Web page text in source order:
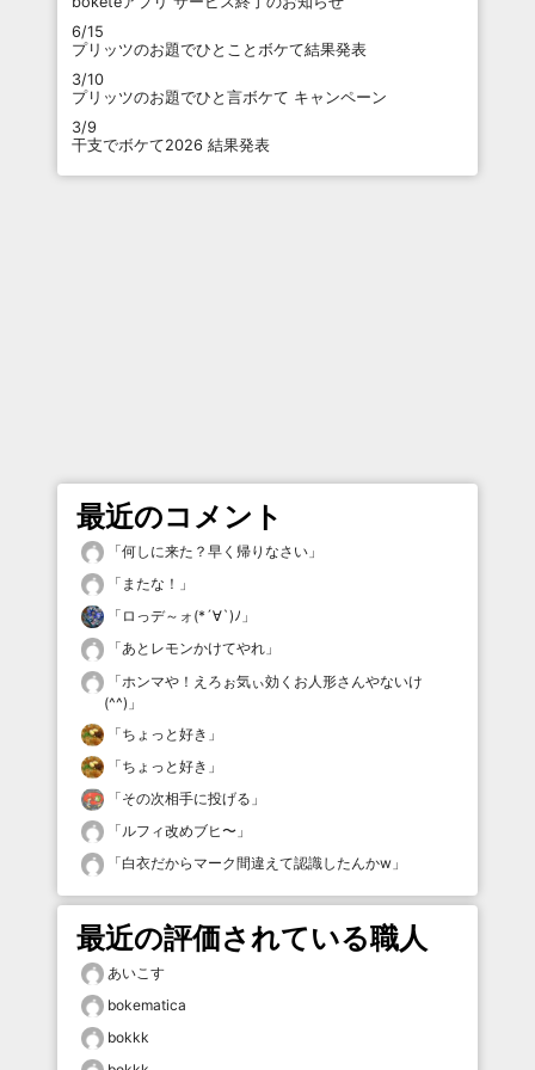
6/15
プリッツのお題でひとことボケて結果発表
3/10
プリッツのお題でひと言ボケて キャンペーン
3/9
干支でボケて2026 結果発表
最近のコメント
「何しに来た？早く帰りなさい 」
「 またな！ 」
「 ロっデ～ォ(*´∀`)ﾉ 」
「あとレモンかけてやれ 」
「ホンマや！えろぉ気ぃ効くお人形さんやないけ
(^^) 」
「ちょっと好き 」
「ちょっと好き 」
「その次相手に投げる 」
「ルフィ改めブヒ〜 」
「白衣だからマーク間違えて認識したんかw 」
最近の評価されている職人
あいこす
bokematica
bokkk